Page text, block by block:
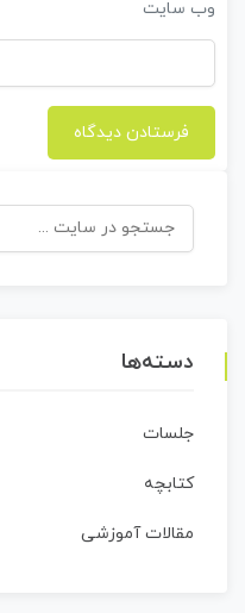
وب‌ سایت
جستجو
برای:
دسته‌ها
جلسات
کتابچه
مقالات آموزشی